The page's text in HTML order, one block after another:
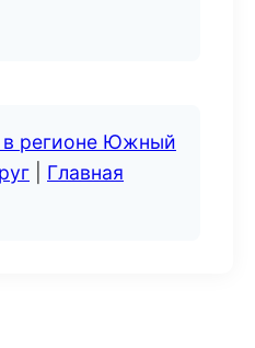
в регионе Южный
Главная